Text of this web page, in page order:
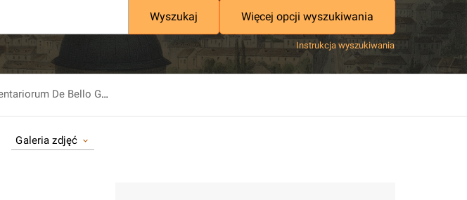
Wyszukaj Więcej opcji wyszukiwania
Instrukcja wyszukiwania
C. Julii Caesaris Commentariorum De Bello Gallico Libri Septem. T. 1.
Galeria zdjęć